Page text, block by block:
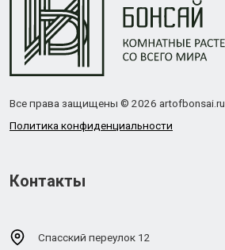
Все права защищены © 2026 artofbonsai.ru
Политика конфиденциальности
Контакты
Спасский переулок 12